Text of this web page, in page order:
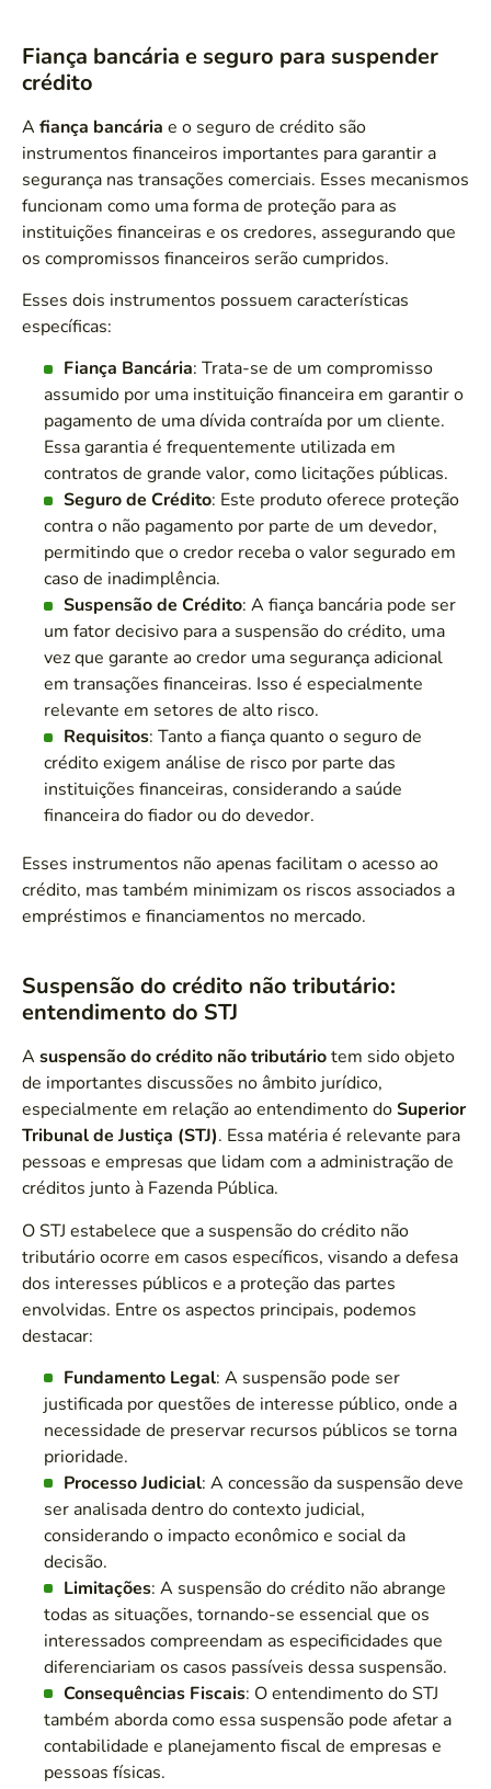
Fiança bancária e seguro para suspender
crédito
A fiança bancária e o seguro de crédito são
instrumentos financeiros importantes para garantir a
segurança nas transações comerciais. Esses mecanismos
funcionam como uma forma de proteção para as
instituições financeiras e os credores, assegurando que
os compromissos financeiros serão cumpridos.
Esses dois instrumentos possuem características
específicas:
Fiança Bancária: Trata-se de um compromisso
assumido por uma instituição financeira em garantir o
pagamento de uma dívida contraída por um cliente.
Essa garantia é frequentemente utilizada em
contratos de grande valor, como licitações públicas.
Seguro de Crédito: Este produto oferece proteção
contra o não pagamento por parte de um devedor,
permitindo que o credor receba o valor segurado em
caso de inadimplência.
Suspensão de Crédito: A fiança bancária pode ser
um fator decisivo para a suspensão do crédito, uma
vez que garante ao credor uma segurança adicional
em transações financeiras. Isso é especialmente
relevante em setores de alto risco.
Requisitos: Tanto a fiança quanto o seguro de
crédito exigem análise de risco por parte das
instituições financeiras, considerando a saúde
financeira do fiador ou do devedor.
Esses instrumentos não apenas facilitam o acesso ao
crédito, mas também minimizam os riscos associados a
empréstimos e financiamentos no mercado.
Suspensão do crédito não tributário:
entendimento do STJ
A suspensão do crédito não tributáriotem sido objeto
de importantes discussões no âmbito jurídico,
especialmente em relação ao entendimento doSuperior
Tribunal de Justiça (STJ). Essa matéria é relevante para
pessoas e empresas que lidam com a administração de
créditos junto à Fazenda Pública.
O STJ estabelece que a suspensão do crédito não
tributário ocorre em casos específicos, visando a defesa
dos interesses públicos e a proteção das partes
envolvidas. Entre os aspectos principais, podemos
destacar:
Fundamento Legal: A suspensão pode ser
justificada por questões de interesse público, onde a
necessidade de preservar recursos públicos se torna
prioridade.
Processo Judicial: A concessão da suspensão deve
ser analisada dentro do contexto judicial,
considerando o impacto econômico e social da
decisão.
Limitações: A suspensão do crédito não abrange
todas as situações, tornando-se essencial que os
interessados compreendam as especificidades que
diferenciariam os casos passíveis dessa suspensão.
Consequências Fiscais: O entendimento do STJ
também aborda como essa suspensão pode afetar a
contabilidade e planejamento fiscal de empresas e
pessoas físicas.